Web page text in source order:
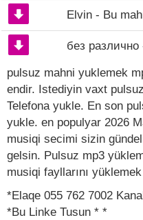
Elvin - Bu
без
pulsuz mahni yuklemek
endir. Istediyin vaxt
Telefona yukle. En son
yukle. en populyar 2026
musiqi secimi sizin
gelsin. Pulsuz mp3
musiqi fayllarını
*Elaqe 055 762 7002
*Bu Linke Tusun * *